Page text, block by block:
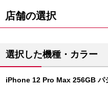
店舗の選択
選択した機種・カラー
iPhone 12 Pro Max 256GB パ